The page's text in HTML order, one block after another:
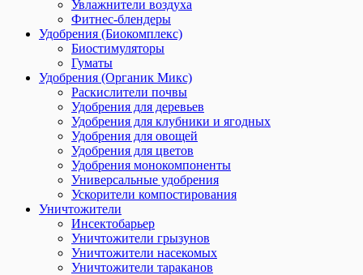
Увлажнители воздуха
Фитнес-блендеры
Удобрения (Биокомплекс)
Биостимуляторы
Гуматы
Удобрения (Органик Микс)
Раскислители почвы
Удобрения для деревьев
Удобрения для клубники и ягодных
Удобрения для овощей
Удобрения для цветов
Удобрения монокомпоненты
Универсальные удобрения
Ускорители компостирования
Уничтожители
Инсектобарьер
Уничтожители грызунов
Уничтожители насекомых
Уничтожители тараканов